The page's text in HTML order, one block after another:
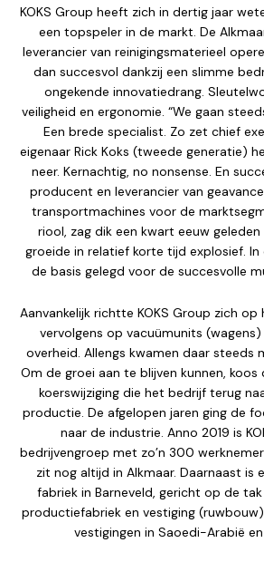
KOKS Group heeft zich in dertig jaar
een topspeler in de markt. De
leverancier van reinigingsmaterieel
dan succesvol dankzij een slimme
ongekende innovatiedrang.
veiligheid en ergonomie. “We gaan
Een brede specialist. Zo zet chief
eigenaar Rick Koks (tweede generatie)
neer. Kernachtig, no nonsense. En
producent en leverancier van
transportmachines voor de
riool, zag dik een kwart eeuw
groeide in relatief korte tijd explosief. In
de basis gelegd voor de succesvolle
Aanvankelijk richtte KOKS Group zich
vervolgens op vacuümunits
overheid. Allengs kwamen daar steeds
Om de groei aan te blijven kunnen, koos
koerswijziging die het bedrijf terug
productie. De afgelopen jaren ging de
naar de industrie. Anno 2019 is
bedrijvengroep met zo’n 300
zit nog altijd in Alkmaar. Daarnaast is
fabriek in Barneveld, gericht op de
productiefabriek en vestiging (ruwbouw)
vestigingen in Saoedi-Arabië